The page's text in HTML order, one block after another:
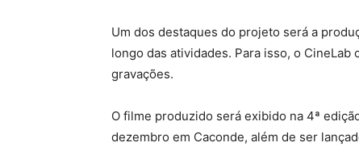
Um dos destaques do projeto será a
longo das atividades. Para isso, o CineLab
gravações.
O filme produzido será exibido na 4ª
dezembro em Caconde, além de ser